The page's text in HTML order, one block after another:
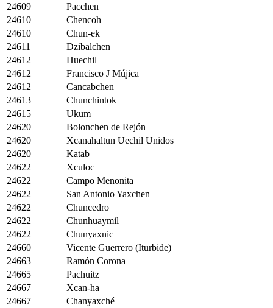
24609
Pacchen
24610
Chencoh
24610
Chun-ek
24611
Dzibalchen
24612
Huechil
24612
Francisco J Mújica
24612
Cancabchen
24613
Chunchintok
24615
Ukum
24620
Bolonchen de Rejón
24620
Xcanahaltun Uechil Unidos
24620
Katab
24622
Xculoc
24622
Campo Menonita
24622
San Antonio Yaxchen
24622
Chuncedro
24622
Chunhuaymil
24622
Chunyaxnic
24660
Vicente Guerrero (Iturbide)
24663
Ramón Corona
24665
Pachuitz
24667
Xcan-ha
24667
Chanyaxché